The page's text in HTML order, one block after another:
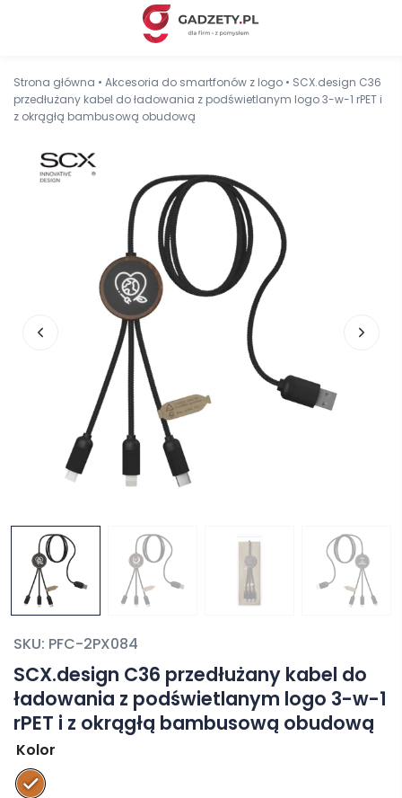
Strona główna • Akcesoria do smartfonów z logo • SCX.design C36
przedłużany kabel do ładowania z podświetlanym logo 3-w-1 rPET i
z okrągłą bambusową obudową
SCX.design C36 przedłużany kabel do
ładowania z podświetlanym logo 3-w-1
rPET i z okrągłą bambusową obudową
SKU: PFC-2PX084
Kolor